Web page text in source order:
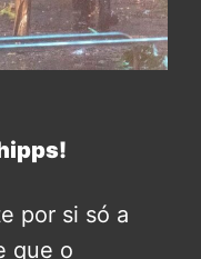
por si só a
que o